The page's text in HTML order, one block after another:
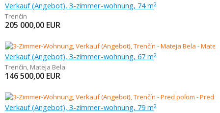
Verkauf (Angebot), 3-zimmer-wohnung, 74 m2
Trenčín
205 000,00 EUR
Verkauf (Angebot), 3-zimmer-wohnung, 67 m2
Trenčín, Mateja Bela
146 500,00 EUR
Verkauf (Angebot), 3-zimmer-wohnung, 79 m2